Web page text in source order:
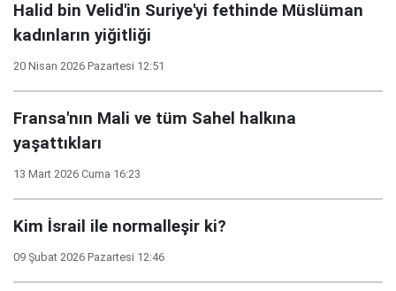
Halid bin Velid'in Suriye'yi fethinde Müslüman
kadınların yiğitliği
20 Nisan 2026 Pazartesi 12:51
Fransa'nın Mali ve tüm Sahel halkına
yaşattıkları
13 Mart 2026 Cuma 16:23
Kim İsrail ile normalleşir ki?
09 Şubat 2026 Pazartesi 12:46